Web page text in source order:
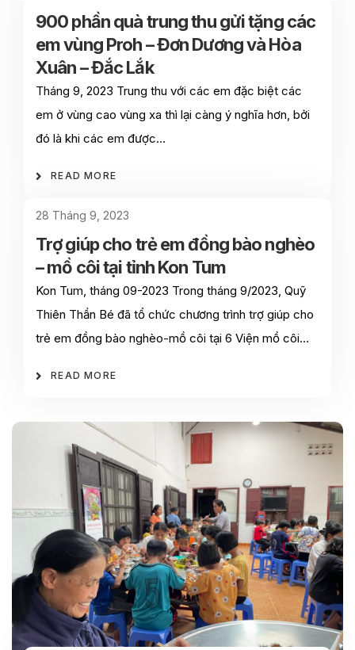
900 phần quà trung thu gửi tặng các
em vùng Proh – Đơn Dương và Hòa
Xuân – Đắc Lắk
Tháng 9, 2023 Trung thu với các em đặc biệt các
em ở vùng cao vùng xa thì lại càng ý nghĩa hơn, bởi
đó là khi các em được…
READ MORE
28 Tháng 9, 2023
Trợ giúp cho trẻ em đồng bào nghèo
– mồ côi tại tỉnh Kon Tum
Kon Tum, tháng 09-2023 Trong tháng 9/2023, Quỹ
Thiên Thần Bé đã tổ chức chương trình trợ giúp cho
trẻ em đồng bào nghèo-mồ côi tại 6 Viện mồ côi…
READ MORE